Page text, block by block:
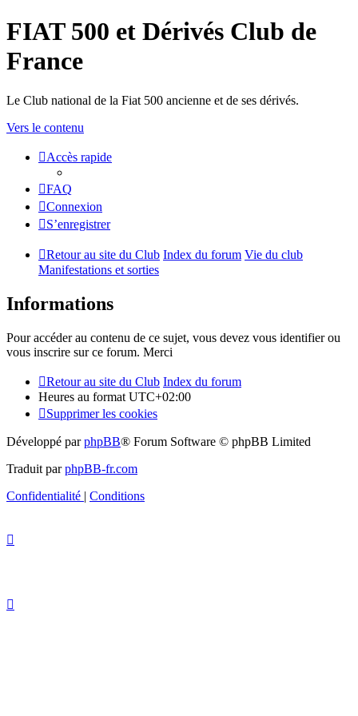
FIAT 500 et Dérivés Club de
France
Le Club national de la Fiat 500 ancienne et de ses dérivés.
Vers le contenu
Accès rapide
FAQ
Connexion
S’enregistrer
Retour au site du Club Index du forum Vie du club
Manifestations et sorties
Informations
Pour accéder au contenu de ce sujet, vous devez vous identifier ou
vous inscrire sur ce forum. Merci
Retour au site du Club Index du forum
Heures au format UTC+02:00
Supprimer les cookies
Développé parphpBB® Forum Software © phpBB Limited
Traduit parphpBB-fr.com
Confidentialité | Conditions